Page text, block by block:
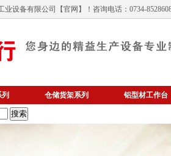
业设备有限公司 【官网】！咨询电话：0734-
仓储货架系列 铝型材工作台